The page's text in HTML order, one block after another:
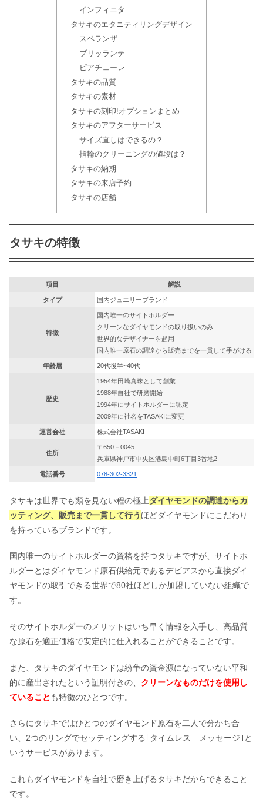
結婚指輪で40代に人気のブランドラン
キング！アンケートの結果はいかに？
宝寿堂・心斎橋の口コミは悪い？品質
の評判を徹底調査
結婚指輪『雅』の口コミ！和風デザイ
時間＆予約なし・見に行くだけで買わ
ないはOK？
結婚指輪の刻印の言葉！メッセージ例
をランキングで紹介！【ユニーク編】
婚約指輪のお返しに最適！腕時計ブラ
ンドランキングTOP3【年代別】
ニックとは？
【口コミ】結婚指輪ブランド一覧！イ
メージ&特徴まとめ《28選》
結婚指輪と婚約指輪の重ね付けの意
味！メリット・デメリットは？
結婚指輪の手作り！東京都内で安いお
【比較】カルティエかティファニー！
インフィニタ
タサキのエタニティリングデザイン
スペランザ
ブリッランテ
ピアチェーレ
タサキの品質
タサキの素材
タサキの刻印!オプションまとめ
タサキのアフターサービス
サイズ直しはできるの？
指輪のクリーニングの値段は？
タサキの納期
タサキの来店予約
タサキの店舗
タサキの特徴
項目 解説
タイプ 国内ジュエリーブランド
特徴
国内唯一のサイトホルダー
クリーンなダイヤモンドの取り扱いのみ
世界的なデザイナーを起用
国内唯一原石の調達から販売までを一貫して手がける
年齢層 20代後半~40代
歴史
1954年田崎真珠として創業
1988年自社で研磨開始
1994年にサイトホルダーに認定
2009年に社名をTASAKIに変更
運営会社 株式会社TASAKI
住所
〒650－0045
兵庫県神戸市中央区港島中町6丁目3番地2
電話番号 078-302-3321
タサキは世界でも類を見ない程の極上ダイヤモンドの調達からカ
ッティング、販売まで一貫して行うほどダイヤモンドにこだわり
を持っているブランドです。
国内唯一のサイトホルダーの資格を持つタサキですが、サイトホ
ルダーとはダイヤモンド原石供給元であるデビアスから直接ダイ
ヤモンドの取引できる世界で80社ほどしか加盟していない組織で
す。
そのサイトホルダーのメリットはいち早く情報を入手し、高品質
な原石を適正価格で安定的に仕入れることができることです。
また、タサキのダイヤモンドは紛争の資金源になっていない平和
的に産出されたという証明付きの、 クリーンなものだけを使用し
ていること も特徴のひとつです。
さらにタサキではひとつのダイヤモンド原石を二人で分かち合
い、2つのリングでセッティングする｢タイムレス メッセージ｣と
いうサービスがあります。
これもダイヤモンドを自社で磨き上げるタサキだからできること
です。